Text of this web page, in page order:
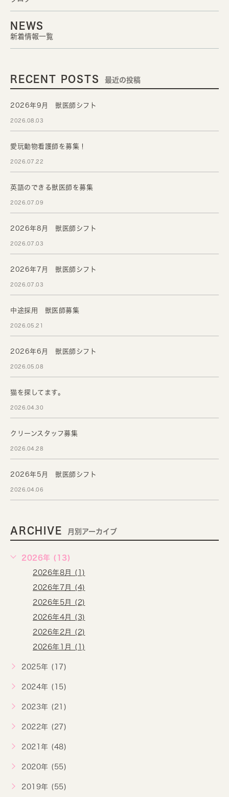
NEWS
新着情報一覧
RECENT POSTS 最近の投稿
2026年9月 獣医師シフト
2026.08.03
愛玩動物看護師を募集！
2026.07.22
英語のできる獣医師を募集
2026.07.09
2026年8月 獣医師シフト
2026.07.03
2026年7月 獣医師シフト
2026.07.03
中途採用 獣医師募集
2026.05.21
2026年6月 獣医師シフト
2026.05.08
猫を探してます。
2026.04.30
クリーンスタッフ募集
2026.04.28
2026年5月 獣医師シフト
2026.04.06
ARCHIVE 月別アーカイブ
2026年 (13)
2026年8月 (1)
2026年7月 (4)
2026年5月 (2)
2026年4月 (3)
2026年2月 (2)
2026年1月 (1)
2025年 (17)
2024年 (15)
2023年 (21)
2022年 (27)
2021年 (48)
2020年 (55)
2019年 (55)